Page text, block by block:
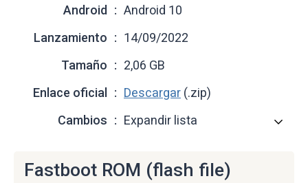
Android
Android 10
Lanzamiento
14/09/2022
Tamaño
2,06 GB
Enlace oficial
Descargar (.zip)
Cambios
Expandir lista
Fastboot ROM (flash file)